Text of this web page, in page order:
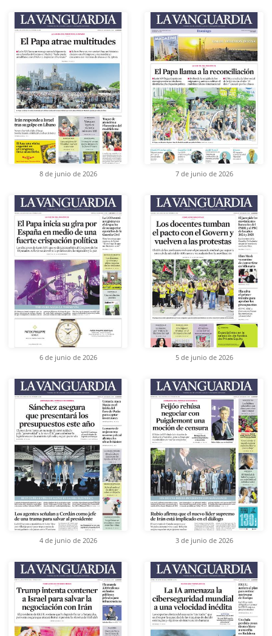
8 de junio de 2026 7 de junio de 2026
6 de junio de 2026 5 de junio de 2026
4 de junio de 2026 3 de junio de 2026